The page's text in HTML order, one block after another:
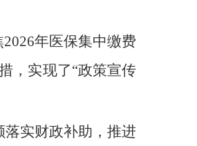
年医保集中缴费
，实现了“政策宣传
实财政补助，推进